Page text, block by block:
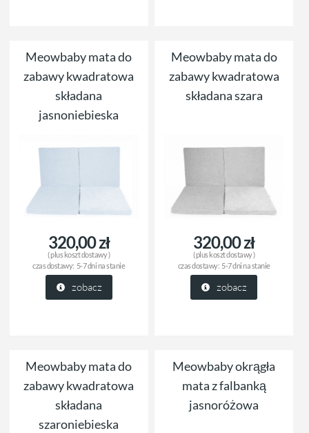
Meowbaby mata do
zabawy kwadratowa
składana
jasnoniebieska
320,00 zł
( pluskoszt dostawy)
czas dostawy: 5-7 dni na stanie
zobacz
Meowbaby mata do
zabawy kwadratowa
składana szara
320,00 zł
( pluskoszt dostawy)
czas dostawy: 5-7 dni na stanie
zobacz
Meowbaby mata do
zabawy kwadratowa
składana
szaroniebieska
Meowbaby okrągła
mata z falbanką
jasnoróżowa